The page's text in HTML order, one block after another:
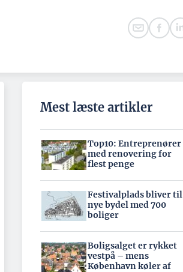
Mest læste artikler
Top10: Entreprenører
med renovering for
flest penge
Festivalplads bliver til
nye bydel med 700
boliger
Boligsalget er rykket
vestpå – mens
København køler af